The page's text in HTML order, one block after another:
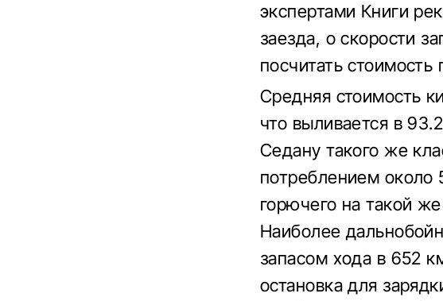
экспертами Книги
заезда, о скорости
посчитать стоимость
Средняя стоимость
что выливается в
Седану такого же
потреблением около
горючего на такой
Наиболее
запасом хода в 652
остановка для